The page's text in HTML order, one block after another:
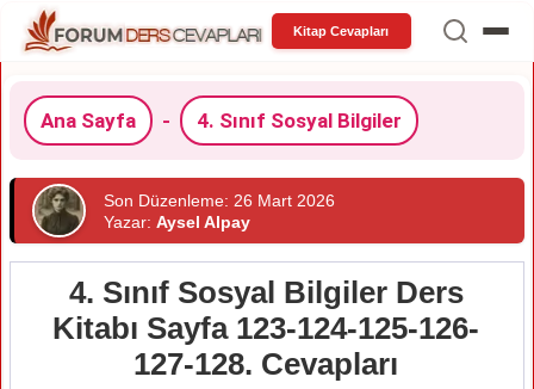
Kitap Cevapları
Ana Sayfa - 4. Sınıf Sosyal Bilgiler
Son Düzenleme: 26 Mart 2026
Yazar: Aysel Alpay
4. Sınıf Sosyal Bilgiler Ders
Kitabı Sayfa 123-124-125-126-
127-128. Cevapları